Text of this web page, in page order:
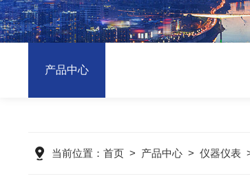
产品中心
当前位置： 首页> 产品中心> 仪器仪表